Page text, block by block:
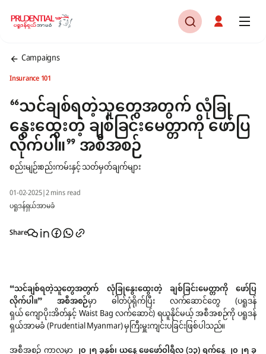
Campaigns
Insurance 101
“သင်ချစ်ရတဲ့သူတွေအတွက် လုံခြု
နွေးထွေးတဲ့ ချစ်ခြင်းမေတ္တာကို ဖော်ပြ
လိုက်ပါ။” အစီအစဉ်
စည်းမျဉ်းစည်းကမ်းနှင့် သတ်မှတ်ချက်များ
01-02-2025|2 mins read
ပရူဒန်ရှယ်အာမခံ
Share
“သင်ချစ်ရတဲ့သူတွေအတွက် လုံခြုနွေးထွေးတဲ့ ချစ်ခြင်းမေတ္တာကို ဖော်ပြ
လိုက်ပါ။” အစီအစဉ်မှာ ဓါတ်ပုံရိုက်ပြီး လက်ဆောင်တွေ (ပရူဒန်
ရှယ် ကျောပိုးအိတ်နှင့် Waist Bag လက်‌ဆောင်) ရယူနိုင်မယ့် အစီအစဉ်ကို ပရူဒန်
ရှယ်အာမခံ (Prudential Myanmar) မှကြီးမှူးကျင်းပခြင်းဖြစ်ပါသည်။